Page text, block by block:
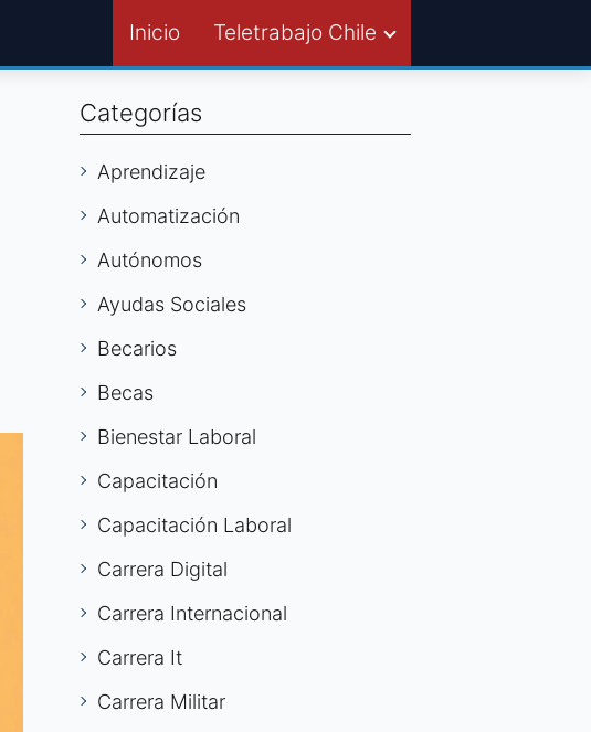
Inicio Teletrabajo Chile
Categorías
Aprendizaje
Automatización
Autónomos
Ayudas Sociales
Becarios
Becas
Bienestar Laboral
Capacitación
Capacitación Laboral
Carrera Digital
Carrera Internacional
Carrera It
Carrera Militar